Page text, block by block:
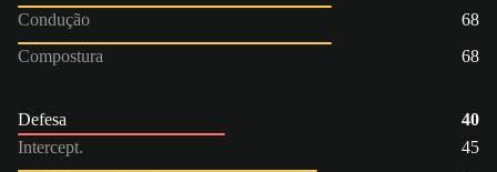
Condução
68
Compostura
68
Defesa
40
Intercept.
45